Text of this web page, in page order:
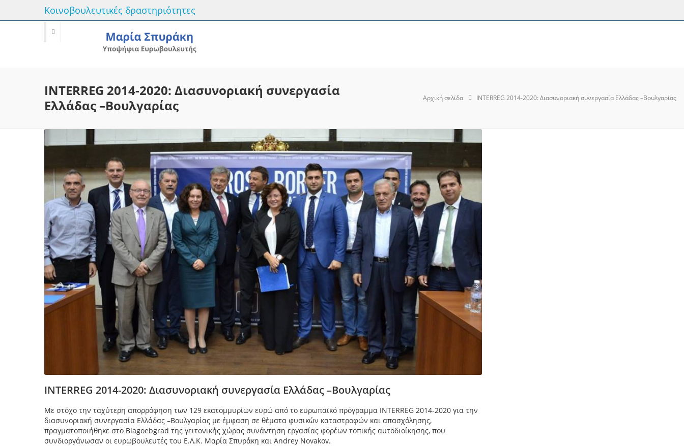
Κοινοβουλευτικές δραστηριότητες
INTERREG 2014-2020: Διασυνοριακή συνεργασία
Ελλάδας –Βουλγαρίας
Αρχική σελίδα INTERREG 2014-2020: Διασυνοριακή συνεργασία Ελλάδας –Βουλγαρίας
INTERREG 2014-2020: Διασυνοριακή συνεργασία Ελλάδας –Βουλγαρίας
Με στόχο την ταχύτερη απορρόφηση των 129 εκατομμυρίων ευρώ από το ευρωπαϊκό πρόγραμμα INTERREG 2014-2020 για την
διασυνοριακή συνεργασία Ελλάδας –Βουλγαρίας με έμφαση σε θέματα φυσικών καταστροφών και απασχόλησης,
πραγματοποιήθηκε στο Blagoebgrad της γειτονικής χώρας συνάντηση εργασίας φορέων τοπικής αυτοδιοίκησης, που
συνδιοργάνωσαν οι ευρωβουλευτές του Ε.Λ.Κ. Μαρία Σπυράκη και Andrey Novakov.